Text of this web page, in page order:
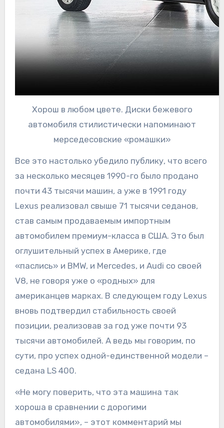
Хорош в любом цвете. Диски бежевого
автомобиля стилистически напоминают
мерседесовские «ромашки»
Все это настолько убедило публику, что всего
за несколько месяцев 1990-го было продано
почти 43 тысячи машин, а уже в 1991 году
Lexus реализовал свыше 71 тысячи седанов,
став самым продаваемым импортным
автомобилем премиум-класса в США. Это был
оглушительный успех в Америке, где
«паслись» и BMW, и Mercedes, и Audi со своей
V8, не говоря уже о «родных» для
американцев марках. В следующем году Lexus
вновь подтвердил стабильность своей
позиции, реализовав за год уже почти 93
тысячи автомобилей. А ведь мы говорим, по
сути, про успех одной-единственной модели –
седана LS 400.
«Не могу поверить, что эта машина так
хороша в сравнении с дорогими
автомобилями», – этот комментарий мы